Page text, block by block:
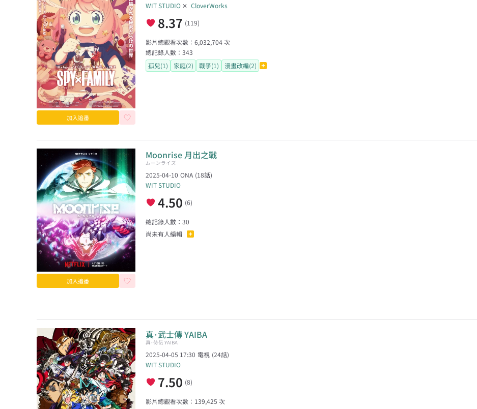
加入追番
WIT STUDIO✕ CloverWorks
8.37 (119)
影片總觀看次數： 6,032,704次
總記錄人數： 343
孤兒(1)
家庭(2) 戰爭(1) 漫畫改編(2)
加入追番
Moonrise 月出之戰
ムーンライズ
2025-04-10 ONA (18話)
WIT STUDIO
4.50 (6)
總記錄人數： 30
尚未有人編輯
真･武士傳 YAIBA
真･侍伝 YAIBA
2025-04-05 17:30 電視 (24話)
WIT STUDIO
7.50 (8)
影片總觀看次數： 139,425 次